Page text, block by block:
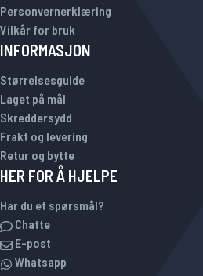
Personvernerklæring
Vilkår for bruk
INFORMASJON
Størrelsesguide
Laget på mål
Skreddersydd
Frakt og levering
Retur og bytte
HER FOR Å HJELPE
Har du et spørsmål?
Chatte
E-post
Whatsapp